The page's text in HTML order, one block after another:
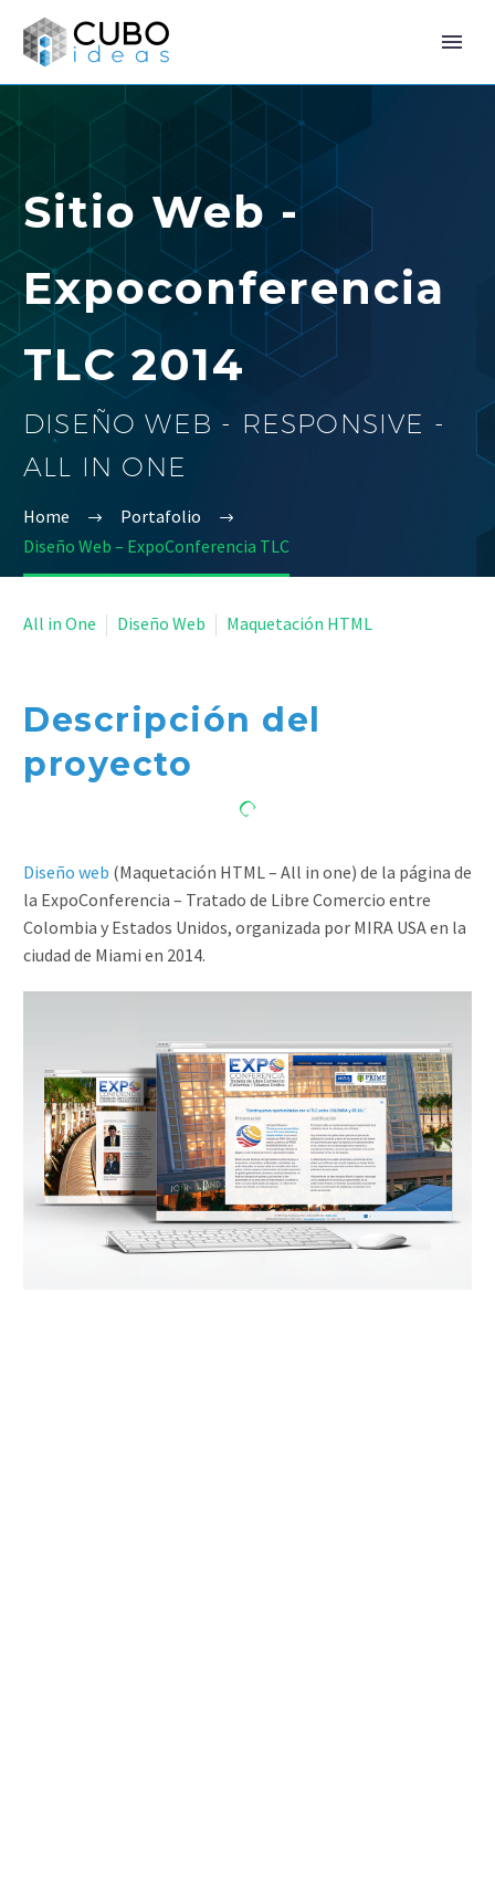
Sitio Web -
Expoconferencia
TLC 2014
DISEÑO WEB - RESPONSIVE -
ALL IN ONE
Home
Portafolio
Diseño Web – ExpoConferencia TLC
All in One Diseño Web Maquetación HTML
Descripción del
proyecto
Diseño web (Maquetación HTML – All in one) de la página de
la ExpoConferencia – Tratado de Libre Comercio entre
Colombia y Estados Unidos, organizada por MIRA USA en la
ciudad de Miami en 2014.